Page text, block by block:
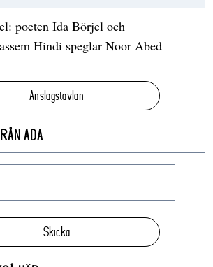
poeten Ida Börjel och
Hindi speglar Noor Abed
Anslagstavlan
ADA
Skicka